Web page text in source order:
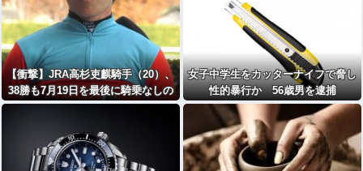
【衝撃】JRA高杉吏麒騎手（20）、
38勝も7月19日を最後に騎乗なしの
ままフリー転向・・・・・・・・・
女子中学生をカッターナイフで脅し
性的暴行か 56歳男を逮捕